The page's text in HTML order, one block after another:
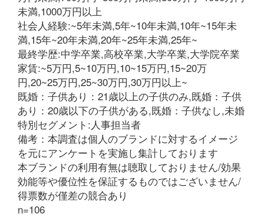
未満,1000万円以上
社会人経験:~5年未満,5年~10年未満,10年~15年未
満,15年~20年未満,20年~25年未満,25年~
最終学歴:中学卒業,高校卒業,大学卒業,大学院卒業
家賃:~5万円,5~10万円,10~15万円,15~20万
円,20~25万円,25~30万円,30万円以上~
既婚：子供あり：21歳以上の子供のみ,既婚：子供
あり：20歳以下の子供がある,既婚：子供なし,未婚
特別セグメント:人事担当者
備考：本調査は個人のブランドに対するイメージ
を元にアンケートを実施し集計しております
本ブランドの利用有無は聴取しておりません/効果
効能等や優位性を保証するものではございません/
得票数が僅差の競合あり
n=106